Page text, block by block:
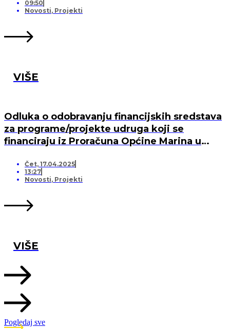
MARINA, PO „KRIJESNICA“U POZORCU
09:50
Novosti, Projekti
VIŠE
Odluka o odobravanju financijskih sredstava
za programe/projekte udruga koji se
financiraju iz Proračuna Općine Marina u
Čet, 17.04.2025
13:27
Novosti, Projekti
VIŠE
Pogledaj sve